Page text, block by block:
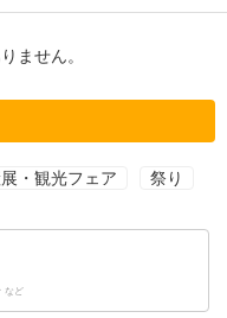
ません。
・観光フェア 祭り
など